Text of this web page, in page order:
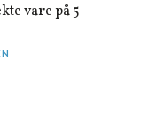
vare på 5